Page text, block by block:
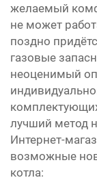
желаемый
не может
поздно
газовые
неоценимый
лучший метод
Интернет-
возможные
котла: